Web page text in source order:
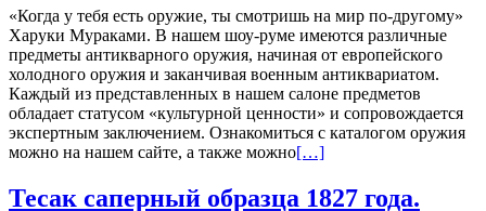
«Когда у тебя есть оружие, ты смотришь на мир по-другому»
Харуки Мураками. В нашем шоу-руме имеются различные
предметы антикварного оружия, начиная от европейского
холодного оружия и заканчивая военным антиквариатом.
Каждый из представленных в нашем салоне предметов
обладает статусом «культурной ценности» и сопровождается
экспертным заключением. Ознакомиться с каталогом оружия
можно на нашем сайте, а также можно[…]
Тесак саперный образца 1827 года.